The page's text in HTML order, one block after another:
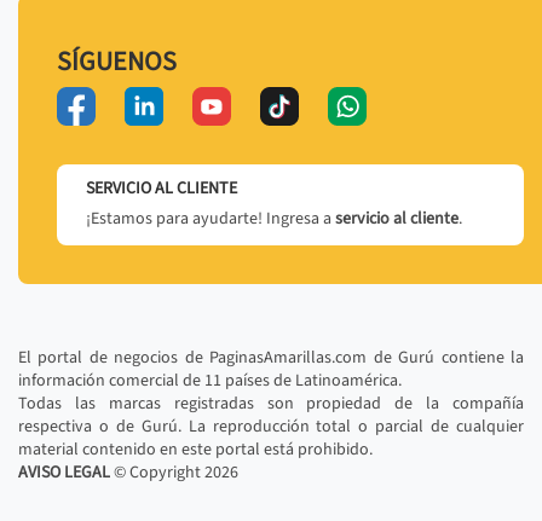
SÍGUENOS
SERVICIO AL CLIENTE
¡Estamos para ayudarte! Ingresa a servicio al cliente.
El portal de negocios de PaginasAmarillas.com de Gurú contiene la
información comercial de 11 países de Latinoamérica.
Todas las marcas registradas son propiedad de la compañía
respectiva o de Gurú. La reproducción total o parcial de cualquier
material contenido en este portal está prohibido.
AVISO LEGAL© Copyright2026